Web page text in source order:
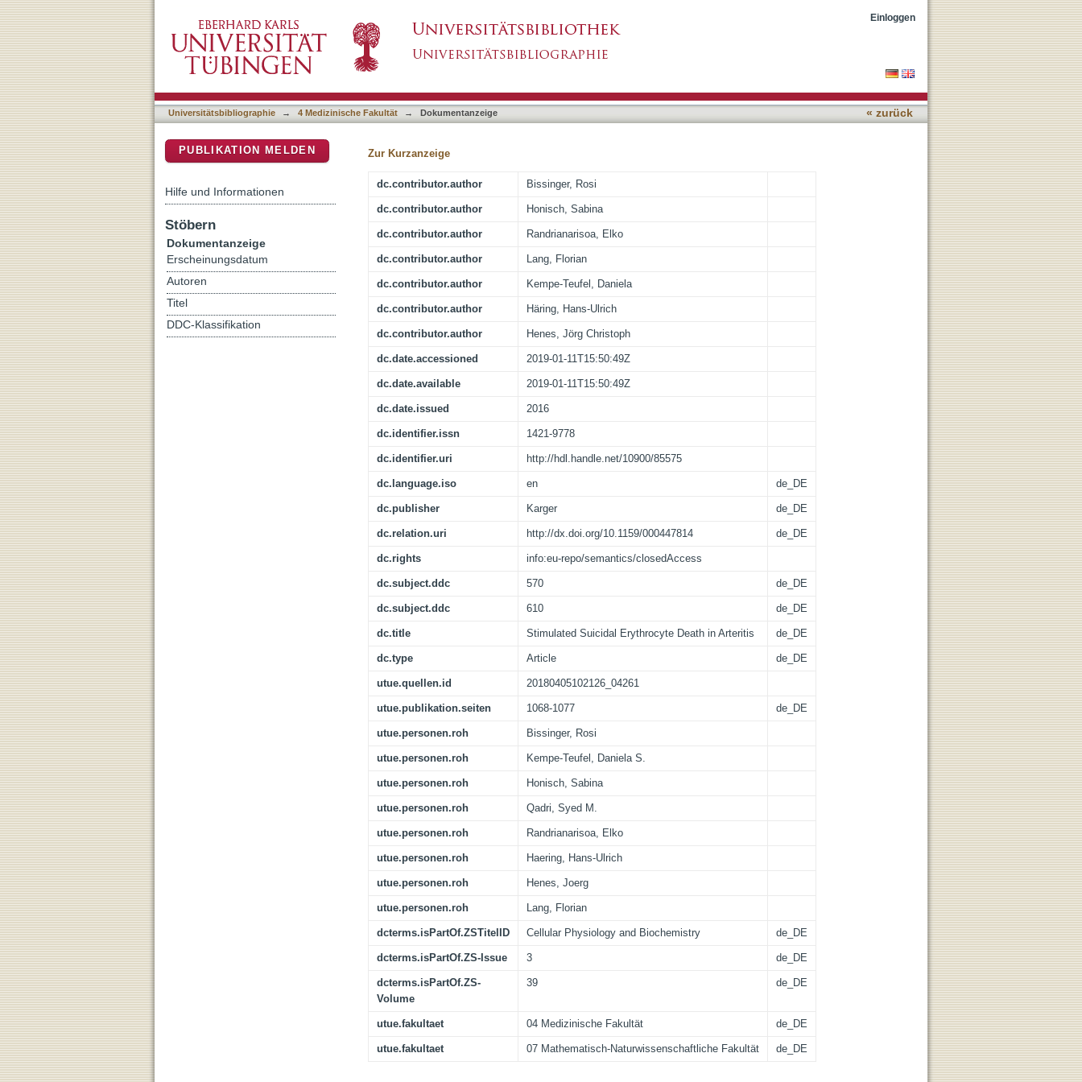
Einloggen
Universitätsbibliographie → 4 Medizinische Fakultät → Dokumentanzeige « zurück
Zur Kurzanzeige
dc.contributor.author Bissinger, Rosi
dc.contributor.author Honisch, Sabina
dc.contributor.author Randrianarisoa, Elko
dc.contributor.author Lang, Florian
dc.contributor.author Kempe-Teufel, Daniela
dc.contributor.author Häring, Hans-Ulrich
dc.contributor.author Henes, Jörg Christoph
dc.date.accessioned 2019-01-11T15:50:49Z
dc.date.available 2019-01-11T15:50:49Z
dc.date.issued 2016
dc.identifier.issn 1421-9778
dc.identifier.uri http://hdl.handle.net/10900/85575
dc.language.iso en de_DE
dc.publisher Karger de_DE
dc.relation.uri http://dx.doi.org/10.1159/000447814 de_DE
dc.rights info:eu-repo/semantics/closedAccess
dc.subject.ddc 570 de_DE
dc.subject.ddc 610 de_DE
dc.title Stimulated Suicidal Erythrocyte Death in Arteritis de_DE
dc.type Article de_DE
utue.quellen.id 20180405102126_04261
utue.publikation.seiten 1068-1077 de_DE
utue.personen.roh Bissinger, Rosi
utue.personen.roh Kempe-Teufel, Daniela S.
utue.personen.roh Honisch, Sabina
utue.personen.roh Qadri, Syed M.
utue.personen.roh Randrianarisoa, Elko
utue.personen.roh Haering, Hans-Ulrich
utue.personen.roh Henes, Joerg
utue.personen.roh Lang, Florian
dcterms.isPartOf.ZSTitelID Cellular Physiology and Biochemistry de_DE
dcterms.isPartOf.ZS-Issue 3 de_DE
dcterms.isPartOf.ZS-
Volume
39 de_DE
utue.fakultaet 04 Medizinische Fakultät de_DE
utue.fakultaet 07 Mathematisch-Naturwissenschaftliche Fakultät de_DE
PUBLIKATION MELDEN
Hilfe und Informationen
Stöbern
Dokumentanzeige
Erscheinungsdatum
Autoren
Titel
DDC-Klassifikation